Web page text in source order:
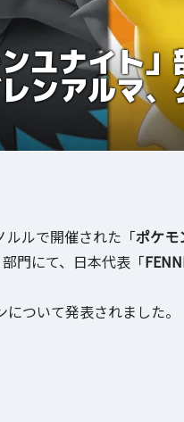
ユナイト」
ンアルマ
ルで開催された「ポケモ
部門にて、日本代表「
ついて発表されました。